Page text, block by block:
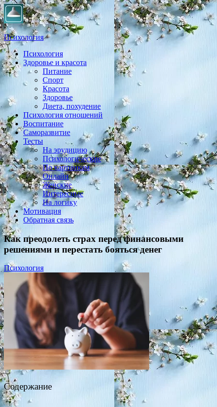
Психология
Практическая психология, личностный рост, экология,
здоровье, воспитание,
Психология
Здоровье и красота
Питание
Спорт
Красота
Здоровье
Диета, похудение
Психология отношений
Воспитание
Саморазвитие
Тесты
На эрудицию
Психологические
По картинкам
Онлайн
Женские
Интересные
На логику
Мотивация
Обратная связь
Как преодолеть страх перед финансовыми
решениями и перестать бояться денег
Психология
Содержание